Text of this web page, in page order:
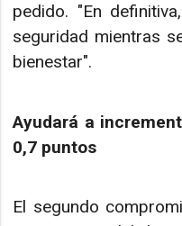
pedido. "En
seguridad mientras
bienestar".
Ayudará a
0,7 puntos
El segundo